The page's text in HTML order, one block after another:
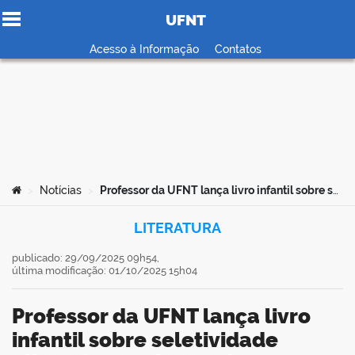
Ir para o conteúdo
UFNT
Acesso à Informação Contatos
Você está aqui:
Notícias Professor da UFNT lança livro infantil sobre seletividade alimentar em Araguaína
LITERATURA
Professor da UFNT lança livro
infantil sobre seletividade
publicado: 29/09/2025 09h54,
última modificação: 01/10/2025 15h04